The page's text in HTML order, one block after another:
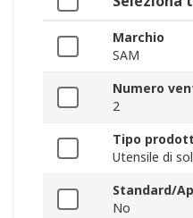
Marchio
SAM
Numero
2
Tipo
Utensile di
Standard/
No